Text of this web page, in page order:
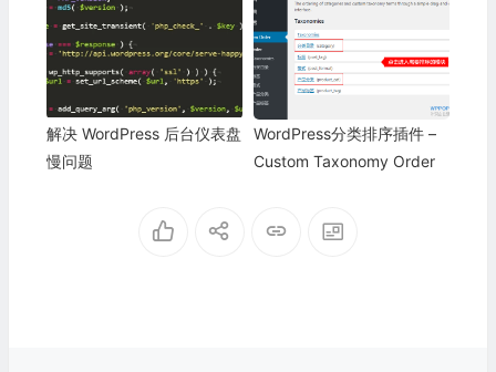
解决 WordPress 后台仪表盘
慢问题
WordPress分类排序插件 –
Custom Taxonomy Order